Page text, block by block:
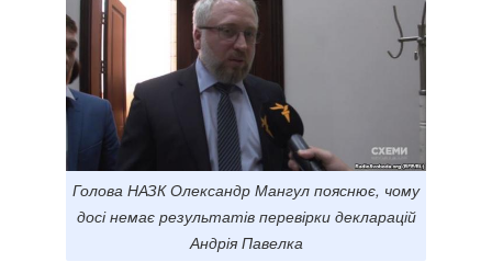
Голова НАЗК Олександр Мангул пояснює, чому
досі немає результатів перевірки декларацій
Андрія Павелка